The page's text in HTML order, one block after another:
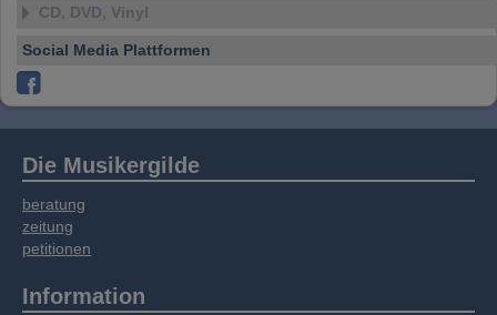
Informationen möglicherweise mit weiteren
oder die sie im Rahmen Ihrer Nutzung der
CD, DVD, Vinyl
Social Media Plattformen
Die Musikergilde
beratung
zeitung
petitionen
Information